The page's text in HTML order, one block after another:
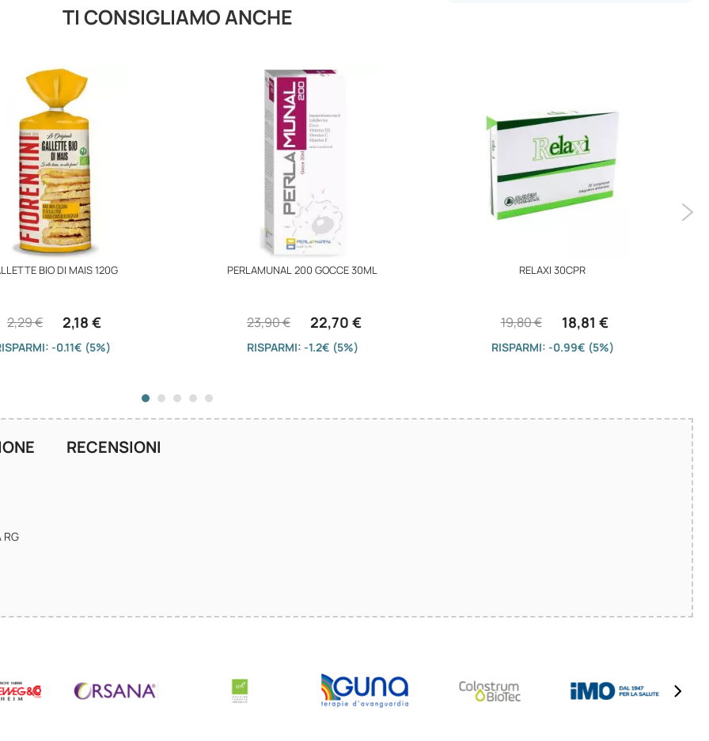
TI CONSIGLIAMO ANCHE
BIO DI MAIS 120G
2,18 €
2,29 €
-0.11€ (5%)
PERLAMUNAL 200 GOCCE 30ML
22,70 €
23,90 €
RISPARMI: -1.2€ (5%)
RELAXI 30CPR
18,81 €
19,80 €
RISPARMI: -0.99€ (5%)
RG
RECENSIONI